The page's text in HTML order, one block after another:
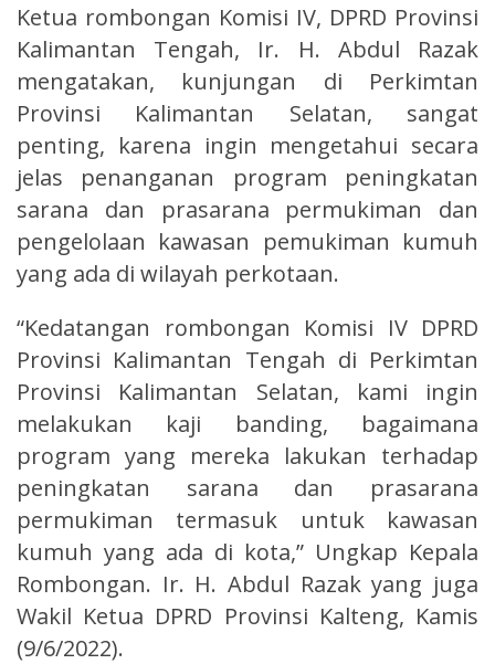
Ketua rombongan Komisi IV, DPRD Provinsi
Kalimantan Tengah, Ir. H. Abdul Razak
mengatakan, kunjungan di Perkimtan
Provinsi Kalimantan Selatan, sangat
penting, karena ingin mengetahui secara
jelas penanganan program peningkatan
sarana dan prasarana permukiman dan
pengelolaan kawasan pemukiman kumuh
yang ada di wilayah perkotaan.
“Kedatangan rombongan Komisi IV DPRD
Provinsi Kalimantan Tengah di Perkimtan
Provinsi Kalimantan Selatan, kami ingin
melakukan kaji banding, bagaimana
program yang mereka lakukan terhadap
peningkatan sarana dan prasarana
permukiman termasuk untuk kawasan
kumuh yang ada di kota,” Ungkap Kepala
Rombongan. Ir. H. Abdul Razak yang juga
Wakil Ketua DPRD Provinsi Kalteng, Kamis
(9/6/2022).